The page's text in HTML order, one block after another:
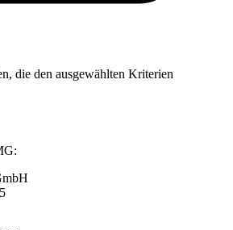
die den ausgewählten Kriterien